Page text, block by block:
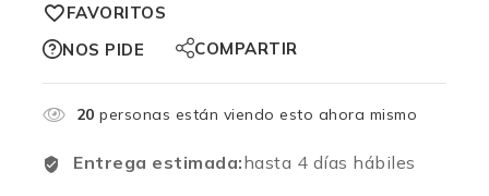
FAVORITOS
NOS PIDE
COMPARTIR
20 personas están viendo esto ahora mismo
Entrega estimada:hasta 4 días hábiles